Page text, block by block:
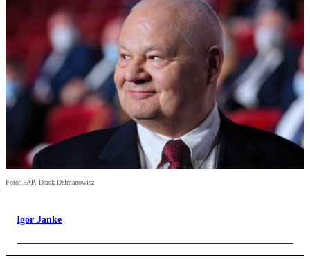
Foto: PAP, Darek Delmanowicz
Igor Janke